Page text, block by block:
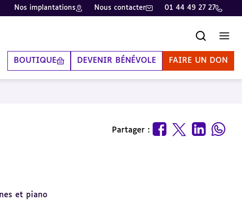
Nos implantations Nous contacter 01 44 49 27 27
BOUTIQUE DEVENIR BÉNÉVOLE FAIRE UN DON
Partager :
et piano